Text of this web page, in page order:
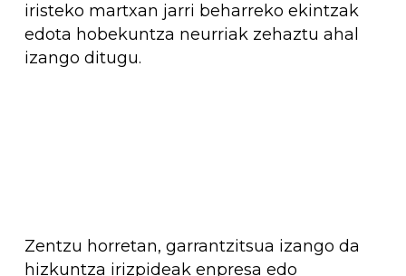
iristeko martxan jarri beharreko ekintzak
edota hobekuntza neurriak zehaztu ahal
izango ditugu.
Zentzu horretan, garrantzitsua izango da
hizkuntza irizpideak enpresa edo